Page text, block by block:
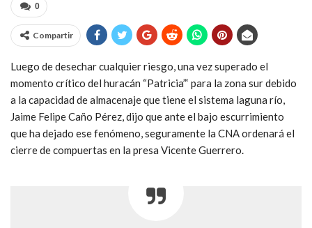
0
Compartir
Luego de desechar cualquier riesgo, una vez superado el
momento crítico del huracán “Patricia”‘ para la zona sur debido
a la capacidad de almacenaje que tiene el sistema laguna río,
Jaime Felipe Caño Pérez, dijo que ante el bajo escurrimiento
que ha dejado ese fenómeno, seguramente la CNA ordenará el
cierre de compuertas en la presa Vicente Guerrero.